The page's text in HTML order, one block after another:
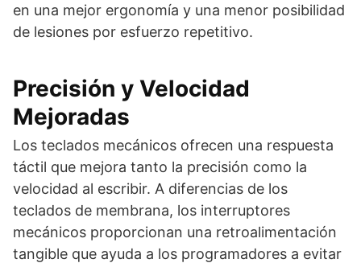
en una mejor ergonomía y una menor posibilidad
de lesiones por esfuerzo repetitivo.
Precisión y Velocidad
Mejoradas
Los teclados mecánicos ofrecen una respuesta
táctil que mejora tanto la precisión como la
velocidad al escribir. A diferencias de los
teclados de membrana, los interruptores
mecánicos proporcionan una retroalimentación
tangible que ayuda a los programadores a evitar